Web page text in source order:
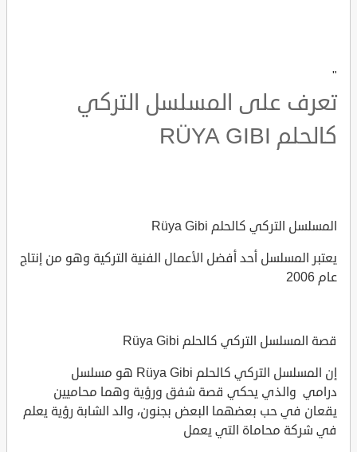
"
تعرف على المسلسل التركي
كالحلم RÜYA GIBI
المسلسل التركي كالحلم Rüya Gibi
يعتبر المسلسل أحد أفضل الأعمال الفنية التركية وهو من إنتاج
عام 2006
قصة المسلسل التركي كالحلم Rüya Gibi
إن المسلسل التركي كالحلم Rüya Gibi هو مسلسل
درامي والذي يحكي قصة شفق ورؤية وهما محاميين
يقعان في حب بعضهما البعض بجنون، والد الشابة رؤية يعلم
في شركة محاماة التي يعمل